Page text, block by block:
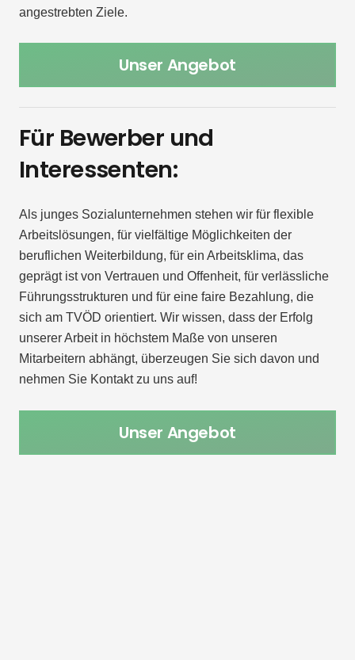
angestrebten Ziele.
Unser Angebot
Für Bewerber und
Interessenten:
Als junges Sozialunternehmen stehen wir für flexible
Arbeitslösungen, für vielfältige Möglichkeiten der
beruflichen Weiterbildung, für ein Arbeitsklima, das
geprägt ist von Vertrauen und Offenheit, für verlässliche
Führungsstrukturen und für eine faire Bezahlung, die
sich am TVÖD orientiert. Wir wissen, dass der Erfolg
unserer Arbeit in höchstem Maße von unseren
Mitarbeitern abhängt, überzeugen Sie sich davon und
nehmen Sie Kontakt zu uns auf!
Unser Angebot